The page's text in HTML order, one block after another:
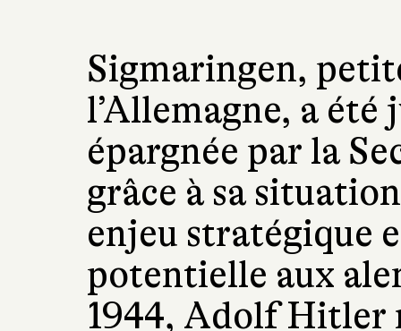
Sigmaringen,
l’Allemagne, a été
épargnée par la
grâce à sa
enjeu stratégique
potentielle aux
1944, Adolf Hitler